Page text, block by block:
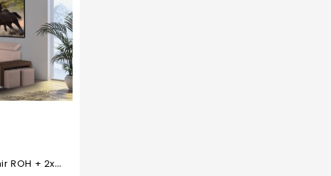
Sedacia súprava Amir ROH + 2xTab